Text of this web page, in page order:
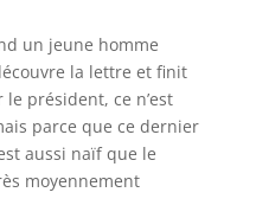
un jeune homme
la lettre et finit
président, ce n’est
parce que ce dernier
aussi naïf que le
moyennement